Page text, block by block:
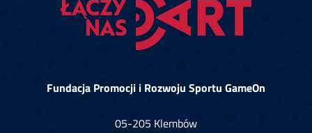
Fundacja Promocji i Rozwoju Sportu GameOn
05-205 Klembów